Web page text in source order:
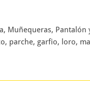
Muñequeras,
parche, garfio, loro,